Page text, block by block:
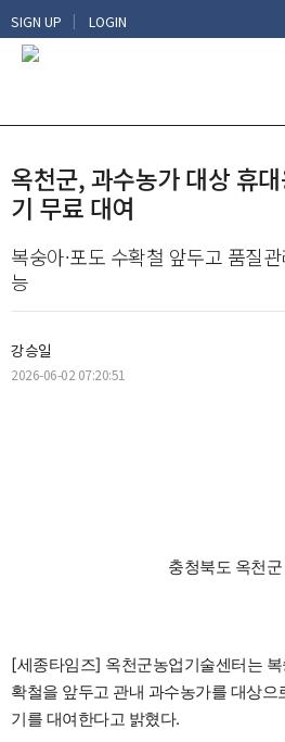
SIGN UP | LOGIN
옥천군, 과수농가 대상 휴
기 무료 대여
복숭아·포도 수확철 앞두고 품질
능
강승일
2026-06-02 07:20:51
충청북도 옥천군
[세종타임즈] 옥천군농업기술센터는
확철을 앞두고 관내 과수농가를 대상으
기를 대여한다고 밝혔다.